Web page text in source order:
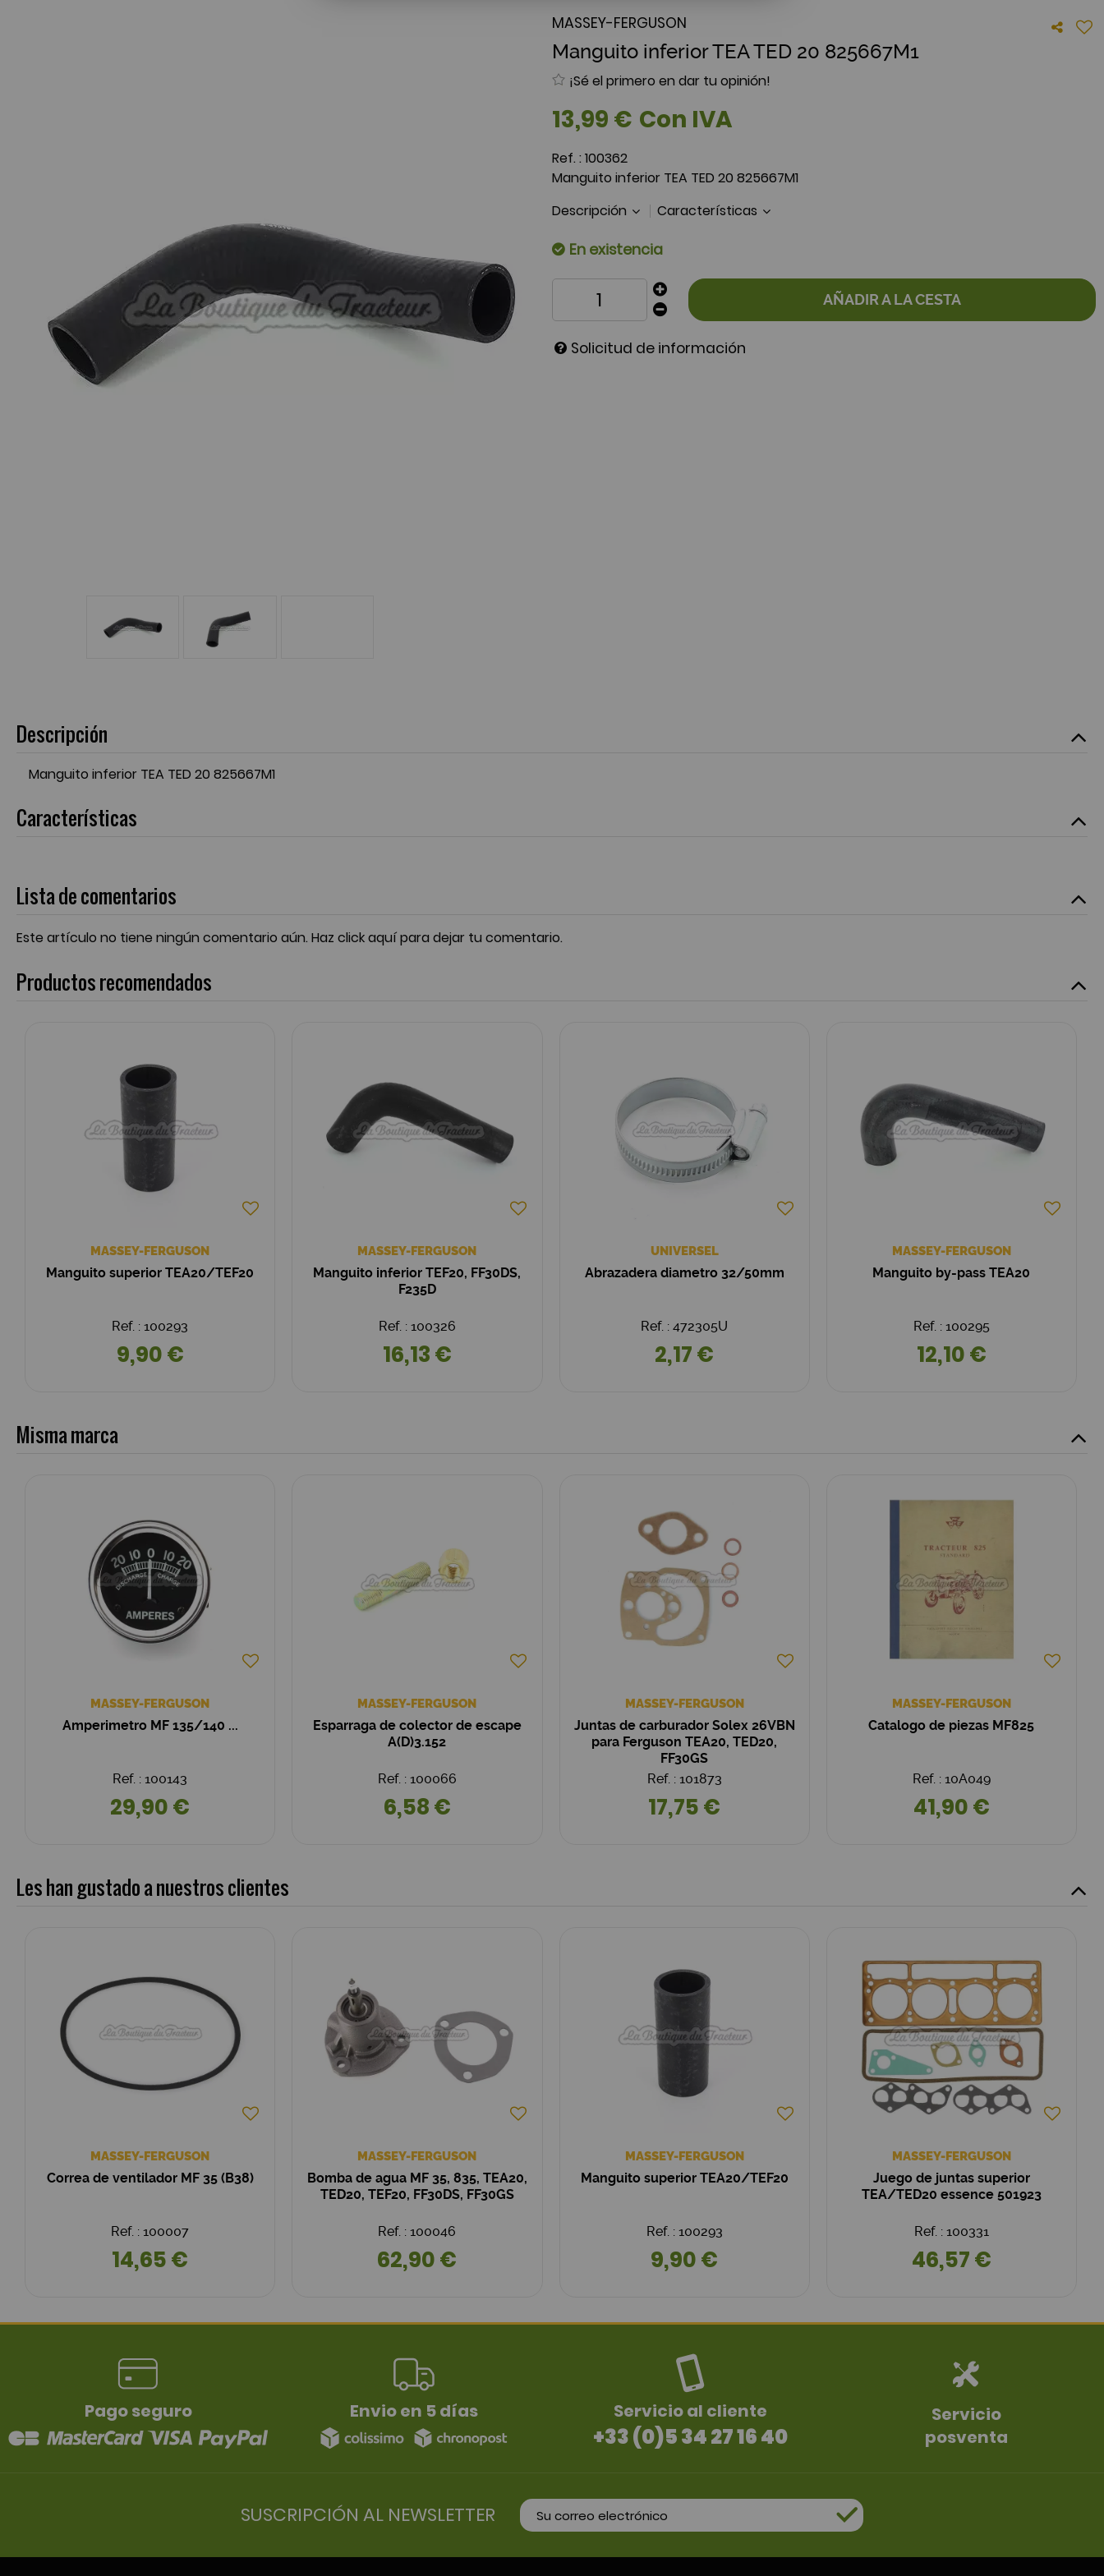
MASSEY-FERGUSON
Manguito inferior TEA TED 20 825667M1
¡Sé el primero en dar tu opinión!
13,99 € Con IVA
Ref. : 100362
Manguito inferior TEA TED 20 825667M1
Descripción
Características
En existencia
AÑADIR A LA CESTA
Solicitud de información
Descripción
Manguito inferior TEA TED 20 825667M1
Características
Lista de comentarios
Este artículo no tiene ningún comentario aún. Haz click aquí para dejar tu comentario.
Productos recomendados
MASSEY-FERGUSON
Manguito superior TEA20/TEF20
Ref. : 100293
9,90 €
MASSEY-FERGUSON
Manguito inferior TEF20, FF30DS,
F235D
Ref. : 100326
16,13 €
UNIVERSEL
Abrazadera diametro 32/50mm
Ref. : 472305U
2,17 €
MASSEY-FERGUSON
Manguito by-pass TEA20
Ref. : 100295
12,10 €
Misma marca
MASSEY-FERGUSON
Amperimetro MF 135/140 ...
Ref. : 100143
29,90 €
MASSEY-FERGUSON
Esparraga de colector de escape
A(D)3.152
Ref. : 100066
6,58 €
MASSEY-FERGUSON
Juntas de carburador Solex 26VBN
para Ferguson TEA20, TED20,
FF30GS
Ref. : 101873
17,75 €
MASSEY-FERGUSON
Catalogo de piezas MF825
Ref. : 10A049
41,90 €
Les han gustado a nuestros clientes
MASSEY-FERGUSON
Correa de ventilador MF 35 (B38)
Ref. : 100007
14,65 €
MASSEY-FERGUSON
Bomba de agua MF 35, 835, TEA20,
TED20, TEF20, FF30DS, FF30GS
Ref. : 100046
62,90 €
MASSEY-FERGUSON
Manguito superior TEA20/TEF20
Ref. : 100293
9,90 €
MASSEY-FERGUSON
Juego de juntas superior
TEA/TED20 essence 501923
Ref. : 100331
46,57 €
Pago seguro Envio en 5 días Servicio al cliente
+33 (0)5 34 27 16 40
Servicio
posventa
SUSCRIPCIÓN AL NEWSLETTER